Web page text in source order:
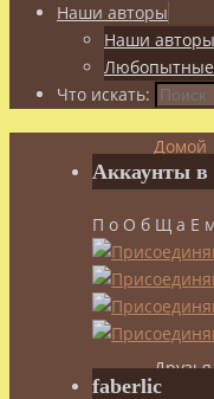
Наши авторы
Наши авторы
Что искать:
Домой
Сила
и
Друзья
Аккаунты в
П о О б Щ а Е
faberlic